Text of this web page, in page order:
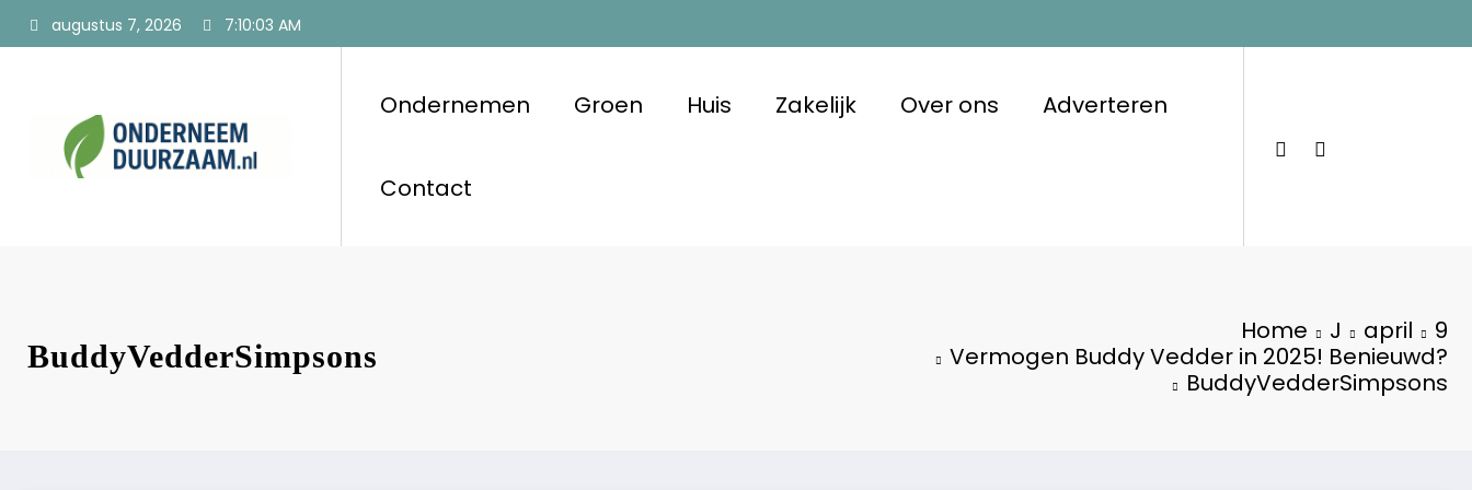
augustus 7, 2026 7:10:04 AM
Ondernemen Groen Huis Zakelijk Over ons Adverteren
Contact
BuddyVedderSimpsons
Home J april
9
Vermogen Buddy Vedder in 2025! Benieuwd?
BuddyVedderSimpsons